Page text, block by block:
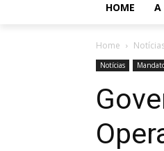
HOME A
Home
Notícias